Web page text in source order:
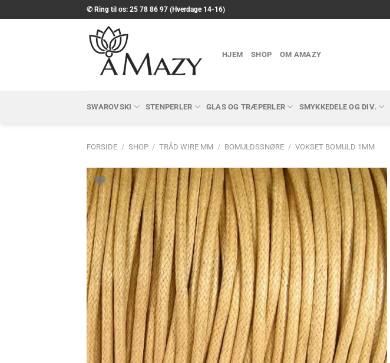
til
✆ Ring til os: 25 78 86 97 (Hverdage 14-16)
HJEM SHOP OM AMAZY
SWAROVSKI STENPERLER GLAS OG TRÆPERLER SMYKKEDELE OG DIV.
FORSIDE / SHOP / TRÅD WIRE MM / BOMULDSSNØRE / VOKSET BOMULD 1MM